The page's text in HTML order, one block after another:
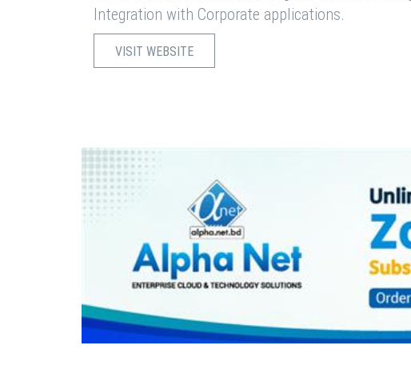
Integration with Corporate applications.
VISIT WEBSITE